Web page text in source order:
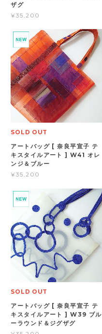
ザグ
¥35,200
SOLD OUT
アートバッグ [ 奈良平宣子 テ
キスタイルアート ] W41 オレ
ンジ＆ブルー
¥35,200
SOLD OUT
アートバッグ [ 奈良平宣子 テ
キスタイルアート ] W39 ブル
ーラウンド＆ジグザグ